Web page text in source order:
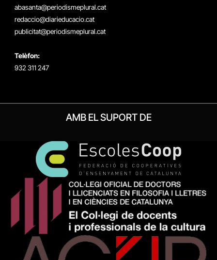
abasanta@periodismeplural.cat
redaccio@diarieducacio.cat
publicitat@periodismeplural.cat
Telèfon:
932 311 247
AMB EL SUPORT DE